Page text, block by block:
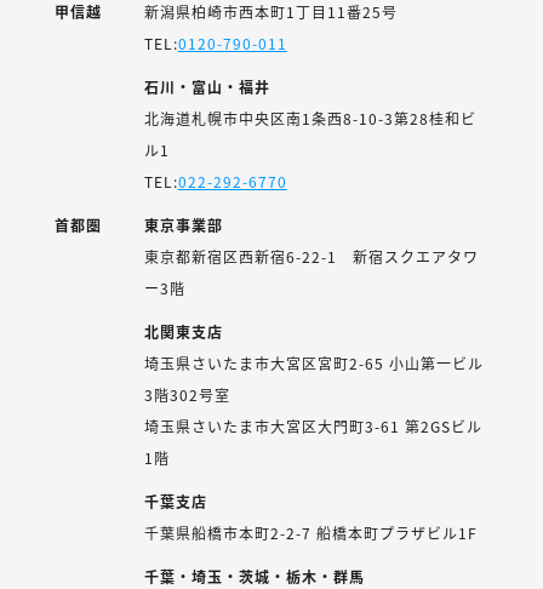
甲信越
新潟県柏崎市西本町1丁目11番25号
TEL:0120-790-011
石川・富山・福井
北海道札幌市中央区南1条西8-10-3第28桂和ビ
ル1
TEL:022-292-6770
首都圏
東京事業部
東京都新宿区西新宿6-22-1 新宿スクエアタワ
ー3階
北関東支店
埼玉県さいたま市大宮区宮町2-65 小山第一ビル
3階302号室
埼玉県さいたま市大宮区大門町3-61 第2GSビル
1階
千葉支店
千葉県船橋市本町2-2-7 船橋本町プラザビル1F
千葉・埼玉・茨城・栃木・群馬